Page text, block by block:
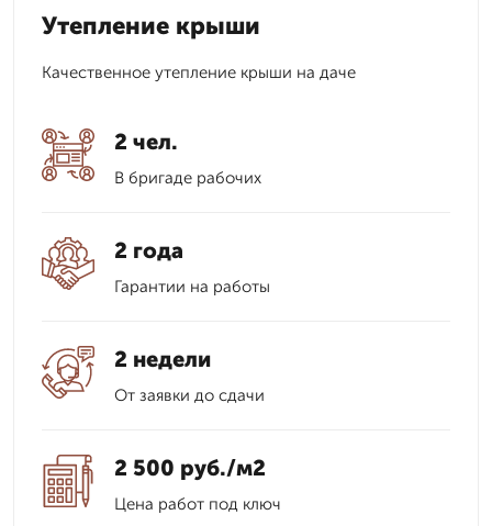
Утепление крыши
Качественное утепление крыши на даче
2 чел.
В бригаде рабочих
2 года
Гарантии на работы
2 недели
От заявки до сдачи
2 500 руб./м2
Цена работ под ключ